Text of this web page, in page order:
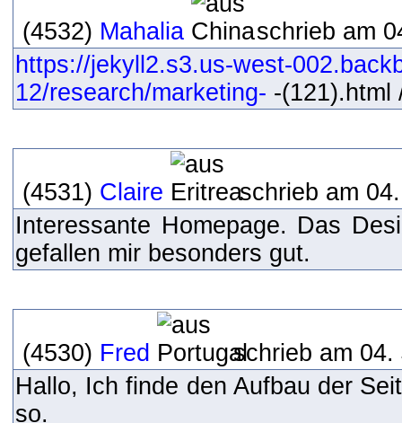
(4532) Mahalia
schrieb am
https://jekyll2.s3.us-west-
12/research/marketing- -
(4531) Claire
schrieb am
Interessante Homepage. Das
gefallen mir besonders gut.
(4530) Fred
schrieb am
Hallo, Ich finde den Aufbau der
so.